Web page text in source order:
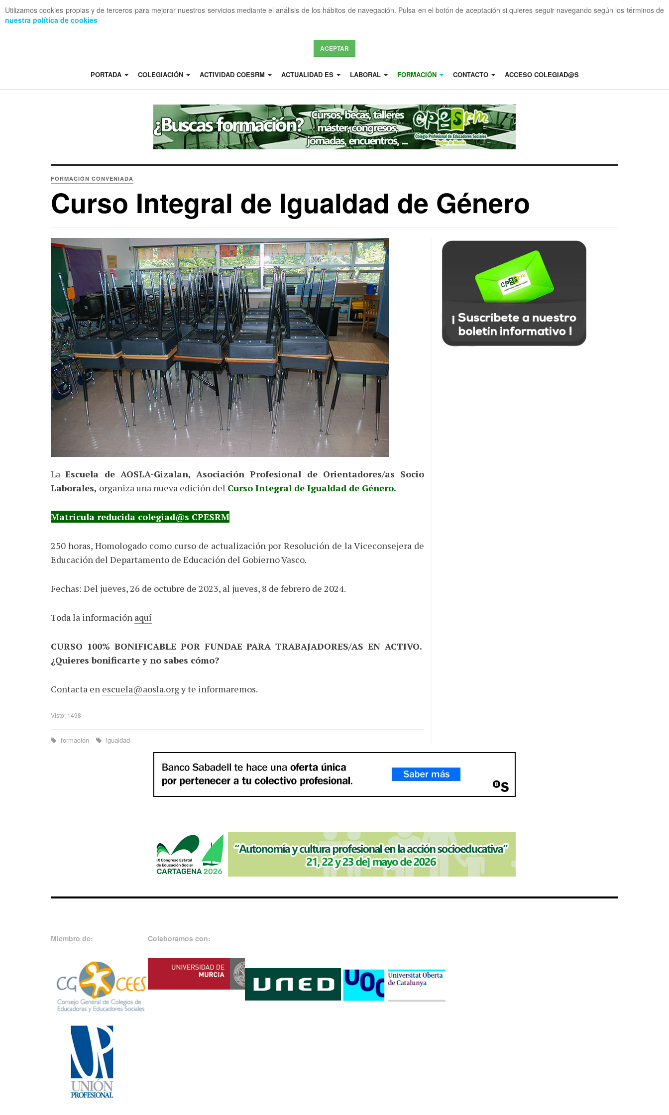
Utilizamos cookies propias y de terceros para mejorar nuestros servicios mediante el análisis de los hábitos de navegación. Pulsa en el botón de aceptación si quieres seguir navegando según los términos de
nuestra política de cookies
ACEPTAR
PORTADA COLEGIACIÓN ACTIVIDAD COESRM ACTUALIDAD ES LABORAL FORMACIÓN CONTACTO ACCESO COLEGIAD@S
FORMACIÓN CONVENIADA
Curso Integral de Igualdad de Género
LaEscuela de AOSLA-Gizalan, Asociación Profesional de Orientadores/as Socio
Laborales, organiza una nueva edición del Curso Integral de Igualdad de Género.
Matrícula reducida colegiad@s CPESRM
250 horas, Homologado como curso de actualización por Resolución de la Viceconsejera de
Educación del Departamento de Educación del Gobierno Vasco.
Fechas: Del jueves, 26 de octubre de 2023, al jueves, 8 de febrero de 2024.
Toda la información aquí
CURSO 100% BONIFICABLE POR FUNDAE PARA TRABAJADORES/AS EN ACTIVO.
¿Quieres bonificarte y no sabes cómo?
Contacta en escuela@aosla.orgy te informaremos.
Visto: 1498
formación igualdad
Miembro de: Colaboramos con: